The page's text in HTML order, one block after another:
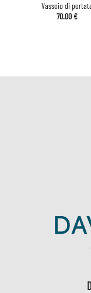
Vassoio di
70.00€